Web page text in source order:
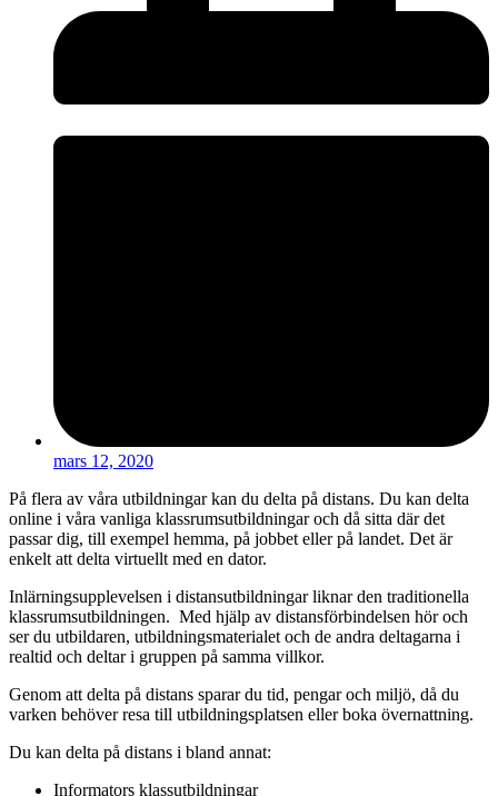
mars 12, 2020
På flera av våra utbildningar kan du delta på distans. Du kan delta
online i våra vanliga klassrumsutbildningar och då sitta där det
passar dig, till exempel hemma, på jobbet eller på landet. Det är
enkelt att delta virtuellt med en dator.
Inlärningsupplevelsen i distansutbildningar liknar den traditionella
klassrumsutbildningen. Med hjälp av distansförbindelsen hör och
ser du utbildaren, utbildningsmaterialet och de andra deltagarna i
realtid och deltar i gruppen på samma villkor.
Genom att delta på distans sparar du tid, pengar och miljö, då du
varken behöver resa till utbildningsplatsen eller boka övernattning.
Du kan delta på distans i bland annat:
Informators klassutbildningar